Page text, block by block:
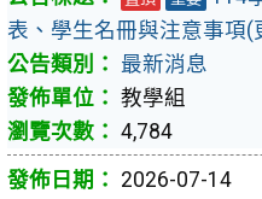
表、學生名冊與注意事項(
最新消息
教學組
4,784
2026-07-14